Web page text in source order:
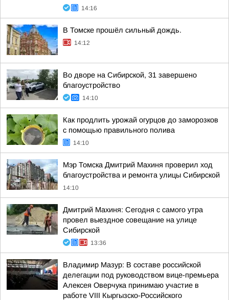
14:16
В Томске прошёл сильный дождь.
14:12
Во дворе на Сибирской, 31 завершено
благоустройство
14:10
Как продлить урожай огурцов до заморозков
с помощью правильного полива
14:10
Мэр Томска Дмитрий Махиня проверил ход
благоустройства и ремонта улицы Сибирской
14:10
Дмитрий Махиня: Сегодня с самого утра
провел выездное совещание на улице
Сибирской
13:36
Владимир Мазур: В составе российской
делегации под руководством вице-премьера
Алексея Оверчука принимаю участие в
работе VIII Кыргызско-Российского